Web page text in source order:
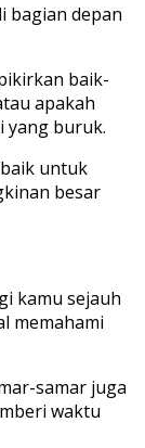
bagian depan
baik-
apakah
yang buruk.
untuk
besar
kamu sejauh
memahami
samar juga
waktu